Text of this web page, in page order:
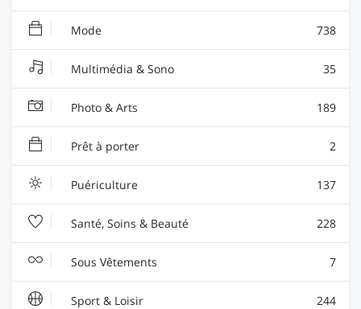
Mode 738
Multimédia & Sono 35
Photo & Arts 189
Prêt à porter 2
Puériculture 137
Santé, Soins & Beauté 228
Sous Vêtements 7
Sport & Loisir 244